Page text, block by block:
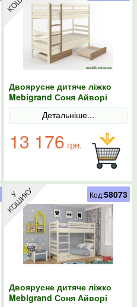
Двоярусне дитяче ліжко
Mebigrand Соня Айворі
(S0505Y30R)/Горіх світлий
70х190 з ящиками
Детальніше...
13 176 грн.
Двоярусне дитяче ліжко
Mebigrand Соня Айворі
Код:58073